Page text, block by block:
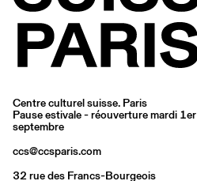
Centre culturel suisse. Paris
Pause estivale - réouverture mardi 1er
septembre
ccs@ccsparis.com
32 rue des Francs-Bourgeois